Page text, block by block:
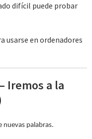
difícil puede probar
usarse en ordenadores
Iremos a la
nuevas palabras.